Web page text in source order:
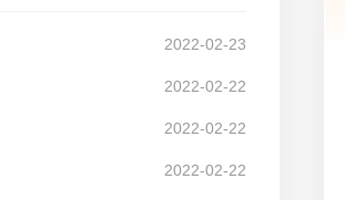
2022-02-23
2022-02-22
2022-02-22
2022-02-22